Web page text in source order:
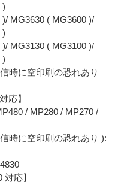
)
MG3630 ( MG3600 )/
)
MG3130 ( MG3100 )/
)
時に空印刷の恐れあり
応】
/ MP280 / MP270 /
時に空印刷の恐れあり ):
対応】